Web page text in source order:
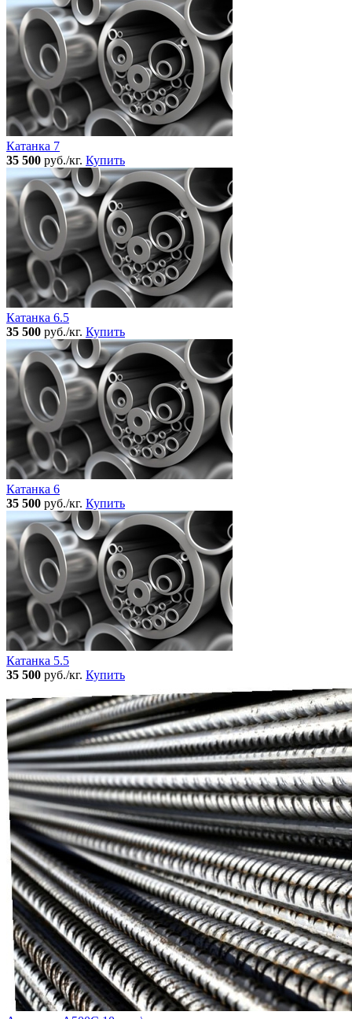
Катанка 7
35 500 руб./кг. Купить
Катанка 6.5
35 500 руб./кг. Купить
Катанка 6
35 500 руб./кг. Купить
Катанка 5.5
35 500 руб./кг. Купить